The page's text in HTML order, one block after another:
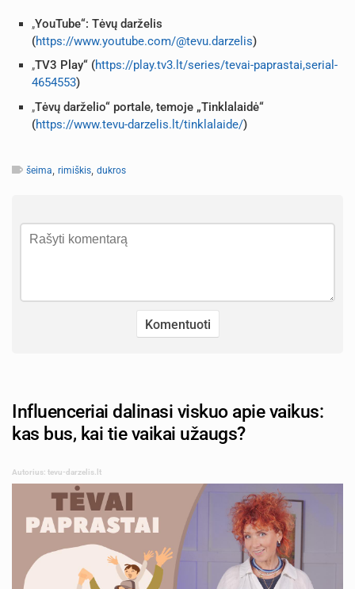
„YouTube“: Tėvų darželis
(https://www.youtube.com/@tevu.darzelis)
„TV3 Play“ (https://play.tv3.lt/series/tevai-paprastai,serial-
4654553)
„Tėvų darželio“ portale, temoje „Tinklalaidė“
(https://www.tevu-darzelis.lt/tinklalaide/)
šeima, rimiškis, dukros
Influenceriai dalinasi viskuo apie vaikus:
kas bus, kai tie vaikai užaugs?
Autorius: tevu-darzelis.lt